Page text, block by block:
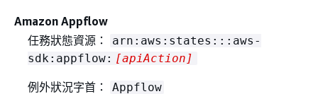
Amazon Appflow
任務狀態資源：
arn:aws:states:::aws-
sdk:appflow: [apiAction]
例外狀況字首： Appflow